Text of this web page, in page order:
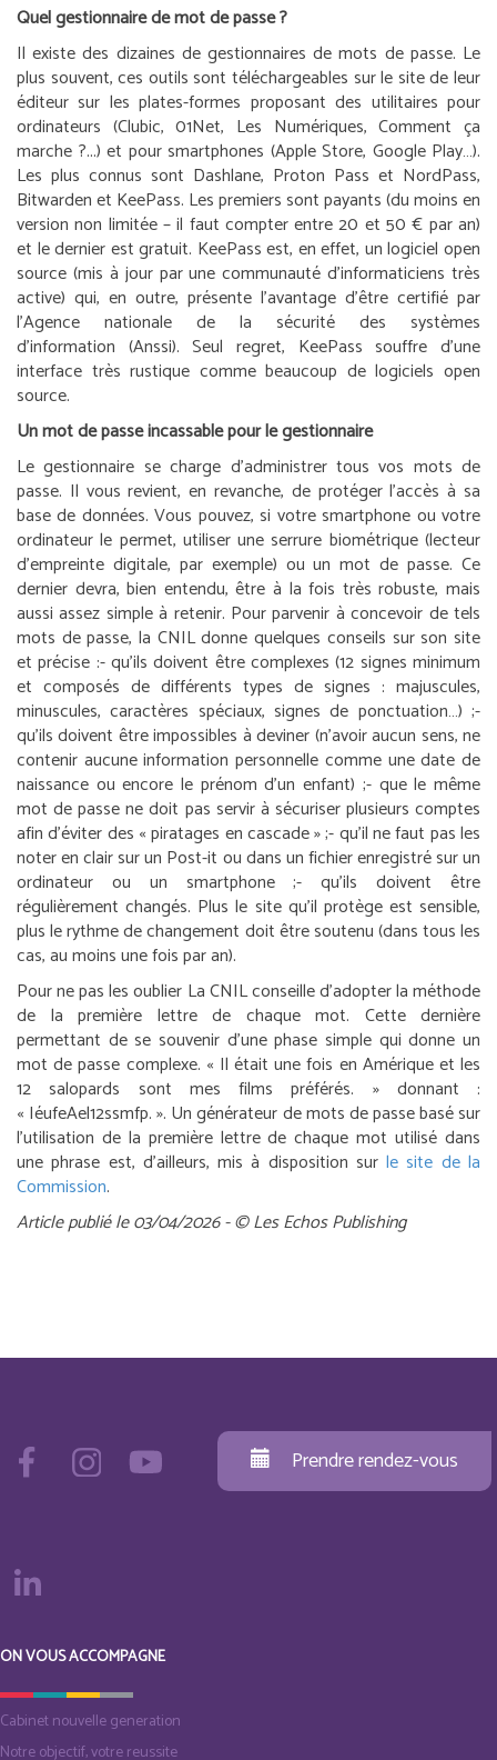
Quel gestionnaire de mot de passe ?
Il existe des dizaines de gestionnaires de mots de passe. Le
plus souvent, ces outils sont téléchargeables sur le site de leur
éditeur sur les plates-formes proposant des utilitaires pour
ordinateurs (Clubic, 01Net, Les Numériques, Comment ça
marche ?...) et pour smartphones (Apple Store, Google Play…).
Les plus connus sont Dashlane, Proton Pass et NordPass,
Bitwarden et KeePass. Les premiers sont payants (du moins en
version non limitée – il faut compter entre 20 et 50 € par an)
et le dernier est gratuit. KeePass est, en effet, un logiciel open
source (mis à jour par une communauté d’informaticiens très
active) qui, en outre, présente l’avantage d’être certifié par
l’Agence nationale de la sécurité des systèmes
d’information (Anssi). Seul regret, KeePass souffre d’une
interface très rustique comme beaucoup de logiciels open
source.
Un mot de passe incassable pour le gestionnaire
Le gestionnaire se charge d’administrer tous vos mots de
passe. Il vous revient, en revanche, de protéger l’accès à sa
base de données. Vous pouvez, si votre smartphone ou votre
ordinateur le permet, utiliser une serrure biométrique (lecteur
d’empreinte digitale, par exemple) ou un mot de passe. Ce
dernier devra, bien entendu, être à la fois très robuste, mais
aussi assez simple à retenir. Pour parvenir à concevoir de tels
mots de passe, la CNIL donne quelques conseils sur son site
et précise :- qu’ils doivent être complexes (12 signes minimum
et composés de différents types de signes : majuscules,
minuscules, caractères spéciaux, signes de ponctuation…) ;-
qu’ils doivent être impossibles à deviner (n’avoir aucun sens, ne
contenir aucune information personnelle comme une date de
naissance ou encore le prénom d’un enfant) ;- que le même
mot de passe ne doit pas servir à sécuriser plusieurs comptes
afin d’éviter des « piratages en cascade » ;- qu’il ne faut pas les
noter en clair sur un Post-it ou dans un fichier enregistré sur un
ordinateur ou un smartphone ;- qu’ils doivent être
régulièrement changés. Plus le site qu’il protège est sensible,
plus le rythme de changement doit être soutenu (dans tous les
cas, au moins une fois par an).
Pour ne pas les oublier La CNIL conseille d’adopter la méthode
de la première lettre de chaque mot. Cette dernière
permettant de se souvenir d’une phase simple qui donne un
mot de passe complexe. « Il était une fois en Amérique et les
12 salopards sont mes films préférés. » donnant :
« IéufeAel12ssmfp. ». Un générateur de mots de passe basé sur
l’utilisation de la première lettre de chaque mot utilisé dans
une phrase est, d’ailleurs, mis à disposition surle site de la
Commission.
Article publié le 03/04/2026 - © Les Echos Publishing
Prendre rendez-vous
ON VOUS ACCOMPAGNE
Cabinet nouvelle generation
Notre objectif, votre reussite